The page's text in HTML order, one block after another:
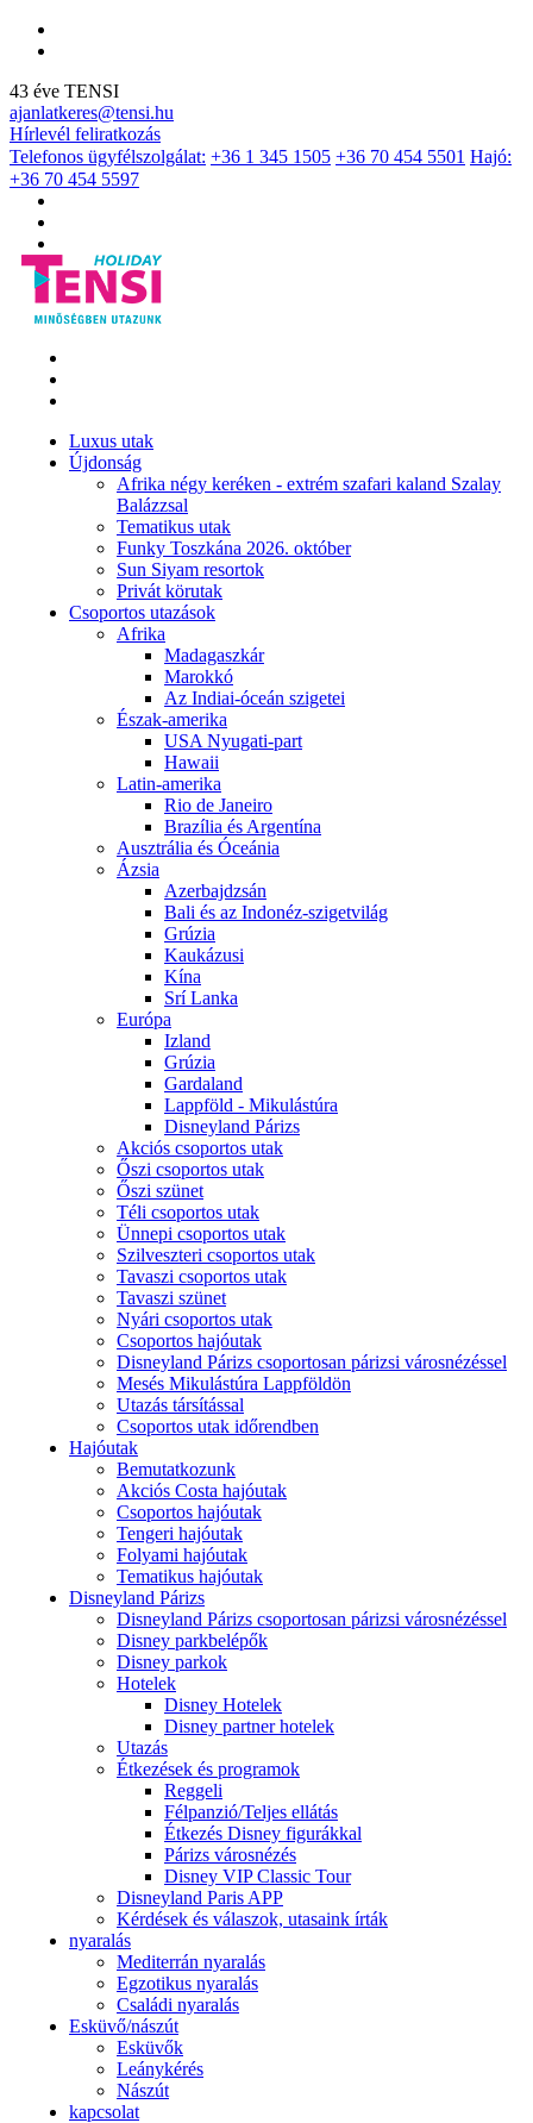
43 éve TENSI
ajanlatkeres@tensi.hu
Hírlevél feliratkozás
Telefonos ügyfélszolgálat: +36 1 345 1505 +36 70 454 5501 Hajó:
+36 70 454 5597
Luxus utak
Újdonság
Afrika négy keréken - extrém szafari kaland Szalay
Balázzsal
Tematikus utak
Funky Toszkána 2026. október
Sun Siyam resortok
Privát körutak
Csoportos utazások
Afrika
Madagaszkár
Marokkó
Az Indiai-óceán szigetei
Észak-amerika
USA Nyugati-part
Hawaii
Latin-amerika
Rio de Janeiro
Brazília és Argentína
Ausztrália és Óceánia
Ázsia
Azerbajdzsán
Bali és az Indonéz-szigetvilág
Grúzia
Kaukázusi
Kína
Srí Lanka
Európa
Izland
Grúzia
Gardaland
Lappföld - Mikulástúra
Disneyland Párizs
Akciós csoportos utak
Őszi csoportos utak
Őszi szünet
Téli csoportos utak
Ünnepi csoportos utak
Szilveszteri csoportos utak
Tavaszi csoportos utak
Tavaszi szünet
Nyári csoportos utak
Csoportos hajóutak
Disneyland Párizs csoportosan párizsi városnézéssel
Mesés Mikulástúra Lappföldön
Utazás társítással
Csoportos utak időrendben
Hajóutak
Bemutatkozunk
Akciós Costa hajóutak
Csoportos hajóutak
Tengeri hajóutak
Folyami hajóutak
Tematikus hajóutak
Disneyland Párizs
Disneyland Párizs csoportosan párizsi városnézéssel
Disney parkbelépők
Disney parkok
Hotelek
Disney Hotelek
Disney partner hotelek
Utazás
Étkezések és programok
Reggeli
Félpanzió/Teljes ellátás
Étkezés Disney figurákkal
Párizs városnézés
Disney VIP Classic Tour
Disneyland Paris APP
Kérdések és válaszok, utasaink írták
nyaralás
Mediterrán nyaralás
Egzotikus nyaralás
Családi nyaralás
Esküvő/nászút
Esküvők
Leánykérés
Nászút
kapcsolat